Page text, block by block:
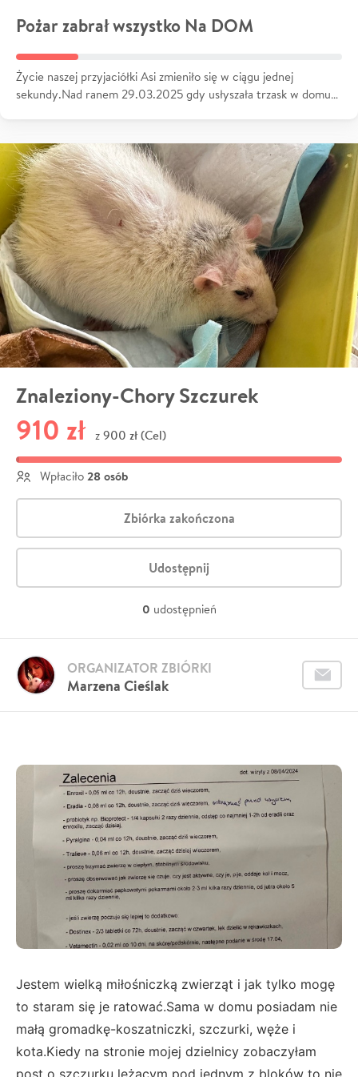
Pożar zabrał wszystko Na DOM
Życie naszej przyjaciółki Asi zmieniło się w ciągu jednej
sekundy.Nad ranem 29.03.2025 gdy usłyszała trzask w domu…
Znaleziony-Chory Szczurek
910 zł z 900 zł (Cel)
Wpłaciło 28 osób
Zbiórka zakończona
Udostępnij
0 udostępnień
Marzena Cieślak
ORGANIZATOR ZBIÓRKI
Jestem wielką miłośniczką zwierząt i jak tylko mogę
to staram się je ratować.Sama w domu posiadam nie
małą gromadkę-koszatniczki, szczurki, węże i
kota.Kiedy na stronie mojej dzielnicy zobaczyłam